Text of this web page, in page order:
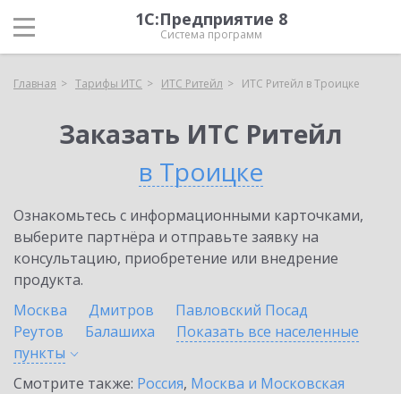
1С:Предприятие 8
Система программ
Главная Тарифы ИТС ИТС Ритейл ИТС Ритейл в Троицке
Заказать ИТС Ритейл
в Троицке
Ознакомьтесь с информационными карточками,
выберите партнёра и отправьте заявку на
консультацию, приобретение или внедрение
продукта.
Москва
Дмитров
Павловский Посад
Реутов
Балашиха
Показать все населенные
пункты
Смотрите также: Россия, Москва и Московская